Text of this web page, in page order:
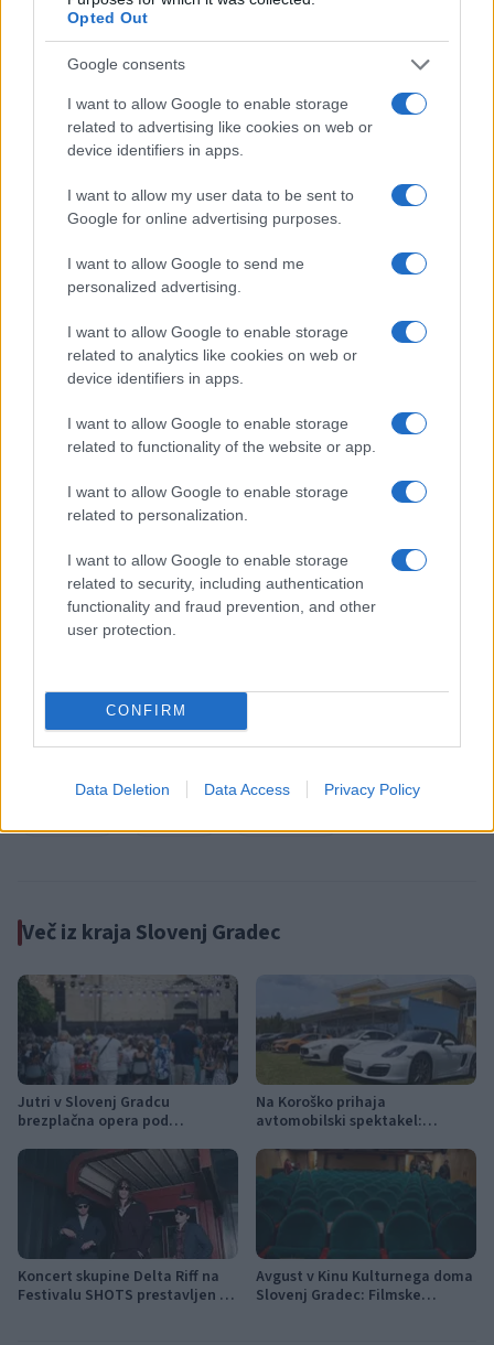
Opted Out
Google consents
I want to allow Google to enable storage
related to advertising like cookies on web or
device identifiers in apps.
I want to allow my user data to be sent to
Google for online advertising purposes.
I want to allow Google to send me
personalized advertising.
I want to allow Google to enable storage
related to analytics like cookies on web or
device identifiers in apps.
I want to allow Google to enable storage
related to functionality of the website or app.
I want to allow Google to enable storage
related to personalization.
I want to allow Google to enable storage
related to security, including authentication
functionality and fraud prevention, and other
user protection.
CONFIRM
Data Deletion Data Access Privacy Policy
Vabljeni, da si katero od odličnih predstav v
Kulturnem domu Slovenj Gradec ogledate tudi v
mesecu avgustu.
Opozorilo:Po 297. členu Kazenskega zakonika je
posameznik kazensko odgovoren za javno spodbujanje
rasističnimi, diskriminatornimi ali nezakonitimi vsebinami bodo
odstranjeni. Pravila komentiranja →
Failed to fetch
Oglasno sporočilo| Naročnik:
Slovenj Gradec
Ključne besede: Slovenj Gradec
kulturni dom slovenj gradec
Več iz kraja Slovenj Gradec
Jutri v Slovenj Gradcu
brezplačna opera pod
zazvenel Ljubezenski napoj
Na Koroško prihaja
avtomobilski spektakel:
progah in atraktivni Car Meet
Koncert skupine Delta Riff na
Festivalu SHOTS prestavljen na
Avgust v Kinu Kulturnega doma
Slovenj Gradec: Filmske